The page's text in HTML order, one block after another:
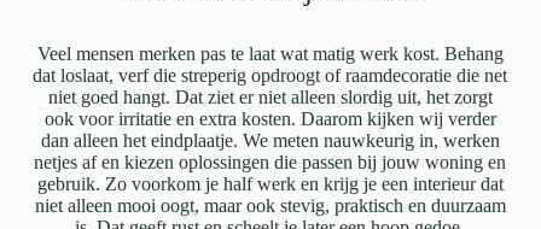
Veel mensen merken pas te laat wat matig werk kost. Behang
dat loslaat, verf die streperig opdroogt of raamdecoratie die net
niet goed hangt. Dat ziet er niet alleen slordig uit, het zorgt
ook voor irritatie en extra kosten. Daarom kijken wij verder
dan alleen het eindplaatje. We meten nauwkeurig in, werken
netjes af en kiezen oplossingen die passen bij jouw woning en
gebruik. Zo voorkom je half werk en krijg je een interieur dat
niet alleen mooi oogt, maar ook stevig, praktisch en duurzaam